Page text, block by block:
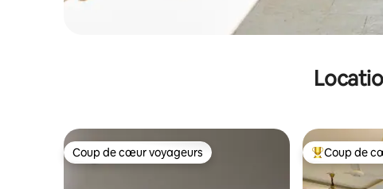
Coup de cœur voyageurs
Coup de cœur voyageurs Coups de
Coup de